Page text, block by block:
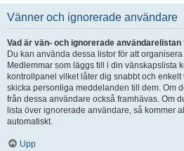
Vänner och ignorerade användare
Vad är vän- och ignorerade användarelistan
Du kan använda dessa listor för att
Medlemmar som läggs till i din vänskapslista
kontrollpanel vilket låter dig snabbt och
skicka personliga meddelanden till dem. Om
från dessa användare också framhävas. Om
lista över ignorerade användare, så kommer
automatiskt.
Upp